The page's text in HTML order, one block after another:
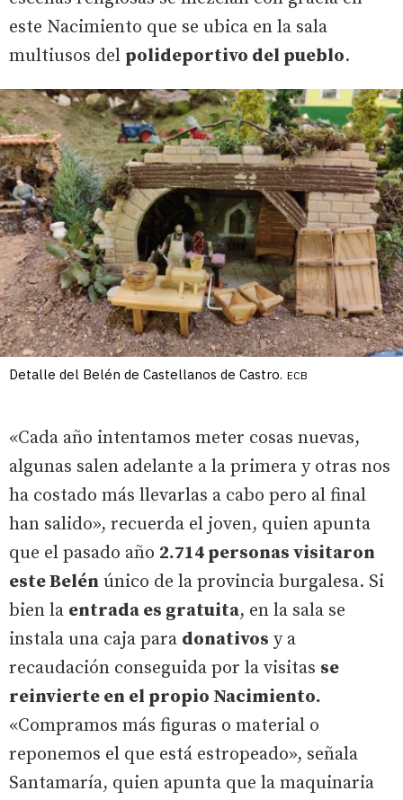
este Nacimiento que se ubica en la sala
multiusos del polideportivo del pueblo.
Detalle del Belén de Castellanos de Castro. ECB
«Cada año intentamos meter cosas nuevas,
algunas salen adelante a la primera y otras nos
ha costado más llevarlas a cabo pero al final
han salido», recuerda el joven, quien apunta
que el pasado año 2.714 personas visitaron
este Belén único de la provincia burgalesa. Si
bien la entrada es gratuita, en la sala se
instala una caja para donativos y a
recaudación conseguida por la visitas se
reinvierte en el propio Nacimiento.
«Compramos más figuras o material o
reponemos el que está estropeado», señala
Santamaría, quien apunta que la maquinaria